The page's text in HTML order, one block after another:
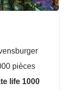
pièces
life 1000